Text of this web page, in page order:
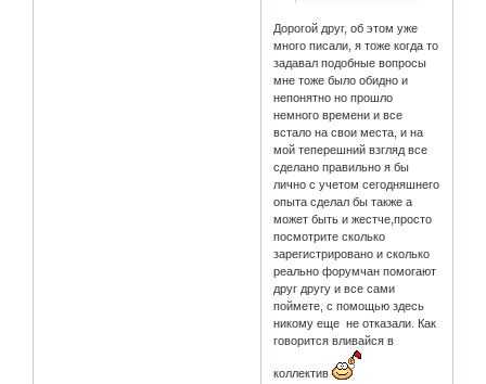
Дорогой друг, об этом уже
много писали, я тоже когда то
задавал подобные вопросы
мне тоже было обидно и
непонятно но прошло
немного времени и все
встало на свои места, и на
мой теперешний взгляд все
сделано правильно я бы
лично с учетом сегодняшнего
опыта сделал бы также а
может быть и жестче,просто
посмотрите сколько
зарегистрировано и сколько
реально форумчан помогают
друг другу и все сами
поймете, с помощью здесь
никому еще не отказали. Как
говорится вливайся в
коллектив